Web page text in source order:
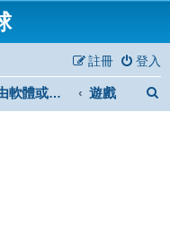
登入
註冊
自由軟體或免費軟體 遊戲